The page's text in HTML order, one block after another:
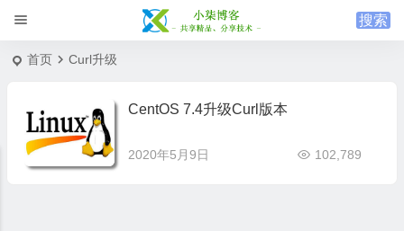
首页 Curl升级
CentOS 7.4升级Curl版本
2020年5月9日 102,789